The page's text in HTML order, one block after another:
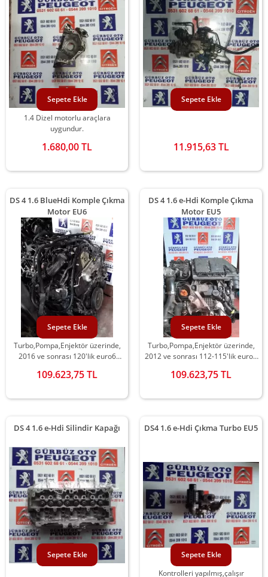
1.4 Dizel motorlu araçlara
uygundur.
1.680,00 TL
Sepete Ekle
11.915,63 TL
Sepete Ekle
DS 4 1.6 BlueHdi Komple Çıkma
Motor EU6
Turbo,Pompa,Enjektör üzerinde,
2016 ve sonrası 120'lik euro6
109.623,75 TL
Sepete Ekle
DS 4 1.6 e-Hdi Komple Çıkma
Motor EU5
Turbo,Pompa,Enjektör üzerinde,
2012 ve sonrası 112-115'lik euro5
109.623,75 TL
Sepete Ekle
DS 4 1.6 e-Hdi Silindir Kapağı
Sepete Ekle
DS4 1.6 e-Hdi Çıkma Turbo EU5
Kontrolleri yapılmış,çalışır
Sepete Ekle